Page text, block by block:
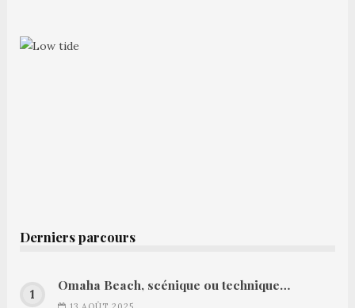
Derniers parcours
Omaha Beach, scénique ou technique…